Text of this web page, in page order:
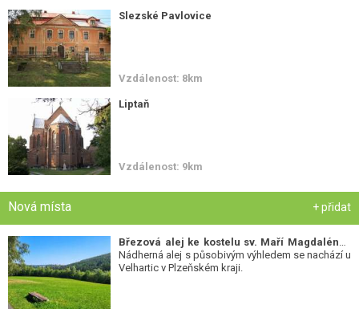
Slezské Pavlovice
Vzdálenost: 8km
Liptaň
Vzdálenost: 9km
Nová místa + přidat
Březová alej ke kostelu sv. Maří Magdalény-
Nádherná alej s působivým výhledem se nachází u
Velhartic v Plzeňském kraji.